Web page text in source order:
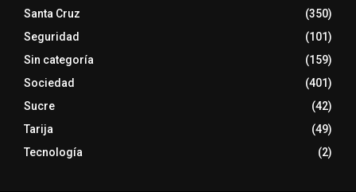
Santa Cruz
(350)
Seguridad
(101)
Sin categoría
(159)
Sociedad
(401)
Sucre
(42)
Tarija
(49)
Tecnología
(2)